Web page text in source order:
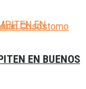
Crisóstomo
EN BUENOS